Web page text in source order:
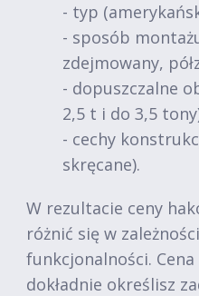
- typ
- sposób
zdejmowany,
- dopuszczalne
2,5 t i do 3,5
- cechy
skręcane).
W rezultacie ceny
różnić się w
funkcjonalności.
dokładnie określisz